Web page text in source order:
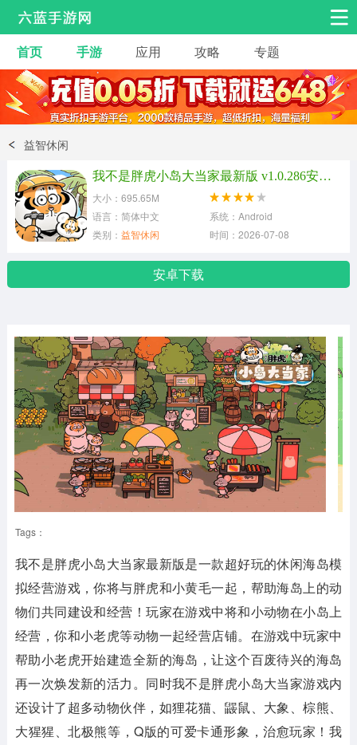
安卓手游 手游工具
热门手游 角色扮演 益智休闲
动作射击
冒险解谜 经营养成
体育竞技
首页 手游 应用 攻略 专题
益智休闲
我不是胖虎小岛大当家最新版 v1.0.286安卓版
大小：695.65M
语言：简体中文
系统：Android
类别： 益智休闲 时间：2026-07-08
安卓下载
Tags：
我不是胖虎小岛大当家最新版是一款超好玩的休闲海岛模
拟经营游戏，你将与胖虎和小黄毛一起，帮助海岛上的动
物们共同建设和经营！玩家在游戏中将和小动物在小岛上
经营，你和小老虎等动物一起经营店铺。在游戏中玩家中
帮助小老虎开始建造全新的海岛，让这个百废待兴的海岛
再一次焕发新的活力。同时我不是胖虎小岛大当家游戏内
还设计了超多动物伙伴，如狸花猫、鼹鼠、大象、棕熊、
大猩猩、北极熊等，Q版的可爱卡通形象，治愈玩家！我